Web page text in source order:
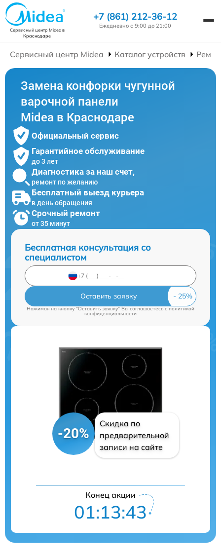
Сервисный центр Mideaв
Краснодаре
+7 (861) 212-36-12
Ежедневно с 9:00 до 21:00
Сервисный центр Midea Каталог устройств
Замена конфорки чугунной
варочной панели
Midea в Краснодаре
Официальный сервис
Гарантийное обслуживание
до 3 лет
Диагностика за наш счет,
ремонт по желанию
Бесплатный выезд курьера
в день обращения
Срочный ремонт
от 35 минут
Бесплатная консультация со
специалистом
Оставить заявку
Нажимая на кнопку "Оставить заявку" Вы соглашаетесь cполитикой
конфиденциальности
-20%
Скидка по
предварительной
записи на сайте
Конец акции
01:13:42